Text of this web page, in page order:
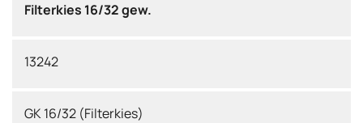
Filterkies 16/32 gew.
13242
GK 16/32 (Filterkies)